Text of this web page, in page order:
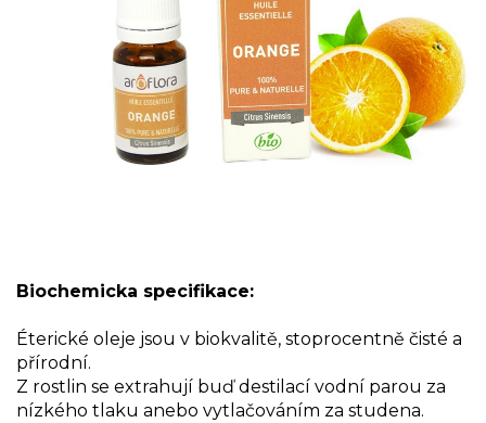
Biochemicka specifikace:
Éterické oleje jsou v biokvalitě, stoprocentně čisté a
přírodní.
Z rostlin se extrahují buď destilací vodní parou za
nízkého tlaku anebo vytlačováním za studena.